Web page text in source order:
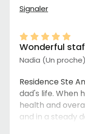
Signaler
Wonderful
Nadia (Un
Residence Ste
dad's life. When
health and
and in a steady